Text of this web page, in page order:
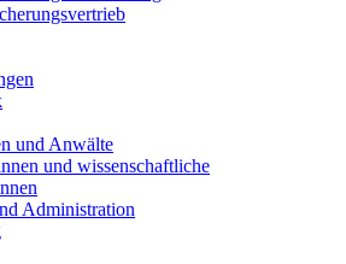
und Anwälte
und wissenschaftliche
Administration